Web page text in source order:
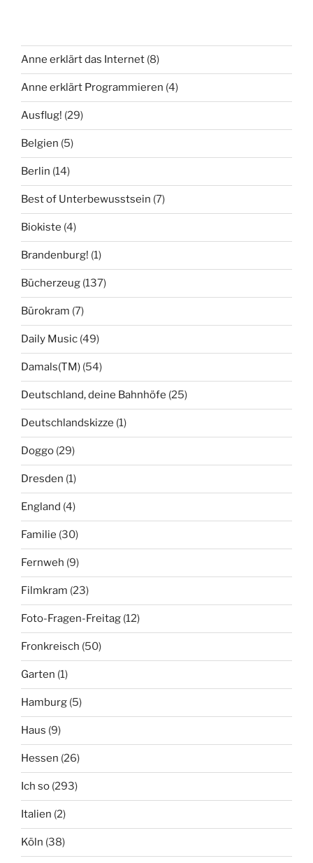
Anne erklärt das Internet (8)
Anne erklärt Programmieren (4)
Ausflug! (29)
Belgien (5)
Berlin (14)
Best of Unterbewusstsein (7)
Biokiste (4)
Brandenburg! (1)
Bücherzeug (137)
Bürokram (7)
Daily Music (49)
Damals(TM) (54)
Deutschland, deine Bahnhöfe (25)
Deutschlandskizze (1)
Doggo (29)
Dresden (1)
England (4)
Familie (30)
Fernweh (9)
Filmkram (23)
Foto-Fragen-Freitag (12)
Fronkreisch (50)
Garten (1)
Hamburg (5)
Haus (9)
Hessen (26)
Ich so (293)
Italien (2)
Köln (38)